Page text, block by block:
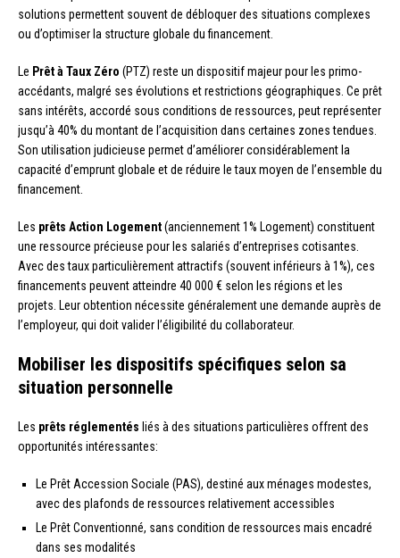
solutions permettent souvent de débloquer des situations complexes
ou d’optimiser la structure globale du financement.
Le Prêt à Taux Zéro (PTZ) reste un dispositif majeur pour les primo-
accédants, malgré ses évolutions et restrictions géographiques. Ce prêt
sans intérêts, accordé sous conditions de ressources, peut représenter
jusqu’à 40% du montant de l’acquisition dans certaines zones tendues.
Son utilisation judicieuse permet d’améliorer considérablement la
capacité d’emprunt globale et de réduire le taux moyen de l’ensemble du
financement.
Les prêts Action Logement(anciennement 1% Logement) constituent
une ressource précieuse pour les salariés d’entreprises cotisantes.
Avec des taux particulièrement attractifs (souvent inférieurs à 1%), ces
financements peuvent atteindre 40 000 € selon les régions et les
projets. Leur obtention nécessite généralement une demande auprès de
l’employeur, qui doit valider l’éligibilité du collaborateur.
Mobiliser les dispositifs spécifiques selon sa
situation personnelle
Les prêts réglementés liés à des situations particulières offrent des
opportunités intéressantes:
Le Prêt Accession Sociale (PAS), destiné aux ménages modestes,
avec des plafonds de ressources relativement accessibles
Le Prêt Conventionné, sans condition de ressources mais encadré
dans ses modalités